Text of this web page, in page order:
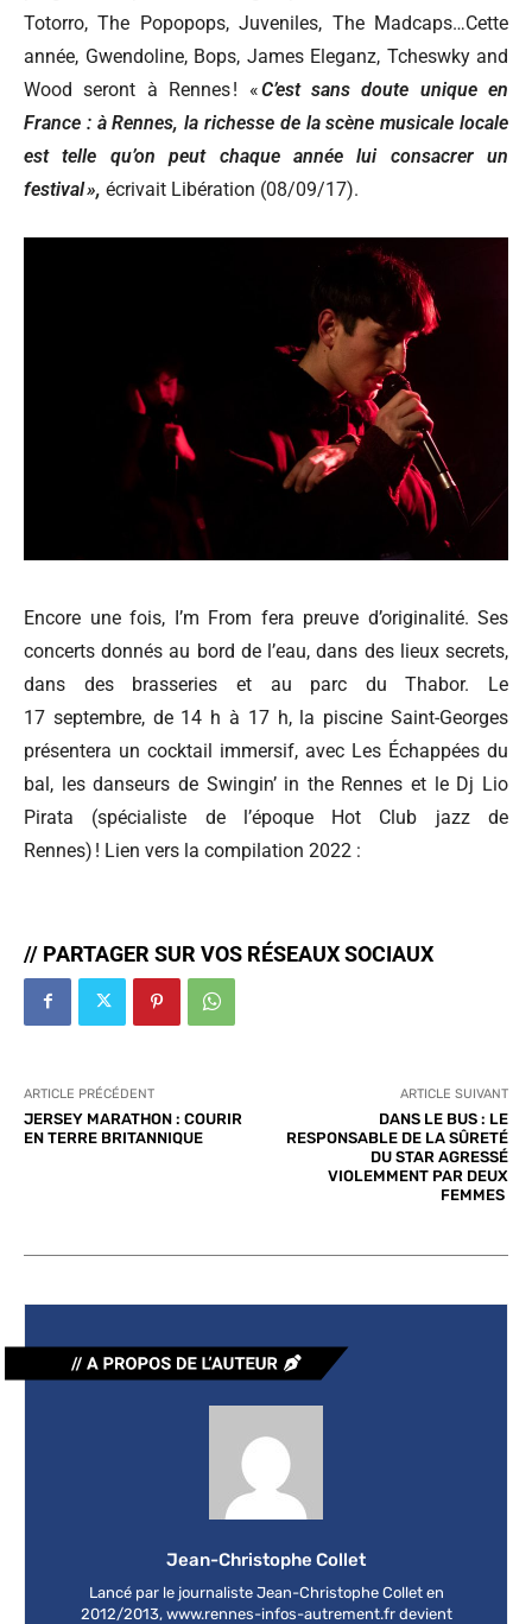
Totorro, The Popopops, Juveniles, The Madcaps…Cette
année, Gwendoline, Bops, James Eleganz, Tcheswky and
Wood seront à Rennes ! «C’est sans doute unique en
France : à Rennes, la richesse de la scène musicale locale
est telle qu’on peut chaque année lui consacrer un
festival», écrivait Libération (08/09/17).
Encore une fois, I’m From fera preuve d’originalité. Ses
concerts donnés au bord de l’eau, dans des lieux secrets,
dans des brasseries et au parc du Thabor. Le
17 septembre, de 14 h à 17 h, la piscine Saint-Georges
présentera un cocktail immersif, avec Les Échappées du
bal, les danseurs de Swingin’ in the Rennes et le Dj Lio
Pirata (spécialiste de l’époque Hot Club jazz de
Rennes) ! Lien vers la compilation 2022 :
// PARTAGER SUR VOS RÉSEAUX SOCIAUX
ARTICLE PRÉCÉDENT
JERSEY MARATHON : COURIR
EN TERRE BRITANNIQUE
ARTICLE SUIVANT
DANS LE BUS : LE
RESPONSABLE DE LA SÛRETÉ
DU STAR AGRESSÉ
VIOLEMMENT PAR DEUX
FEMMES
Jean-Christophe Collet
Lancé par le journaliste Jean-Christophe Collet en
2012/2013, www.rennes-infos-autrement.fr devient